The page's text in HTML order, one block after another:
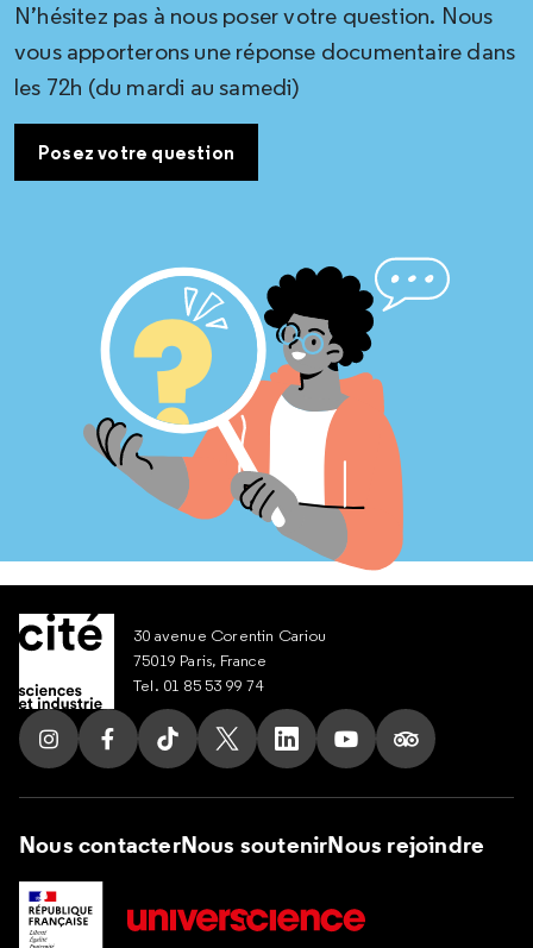
N’hésitez pas à nous poser votre question. Nous
vous apporterons une réponse documentaire dans
les 72h (du mardi au samedi)
Posez votre question
30 avenue Corentin Cariou
75019 Paris, France
Tel. 01 85 53 99 74
Suivez nous sur Instagram
Suivez nous sur Facebook
Suivez nous sur Tik Tok
Suivez nous sur X
Suivez nous sur LinkedIn
Suivez nous sur
Suivez nous
Nous contacterNous soutenirNous rejoindre